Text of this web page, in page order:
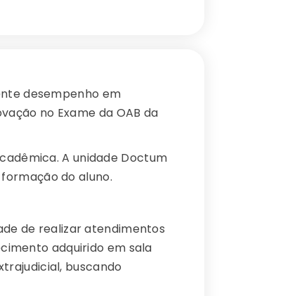
desempenho em
no Exame da OAB da
A unidade Doctum
do aluno.
de realizar atendimentos
adquirido em sala
buscando